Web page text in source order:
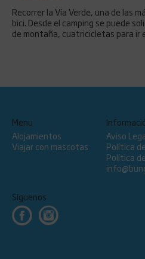
Recorrer la Vía Verde, una de las
bici. Desde el camping se puede
de montaña, cuatricicletas para ir
Menu
Alojamientos
Viajar con mascotas
Aviso
Política
Política
Síguenos